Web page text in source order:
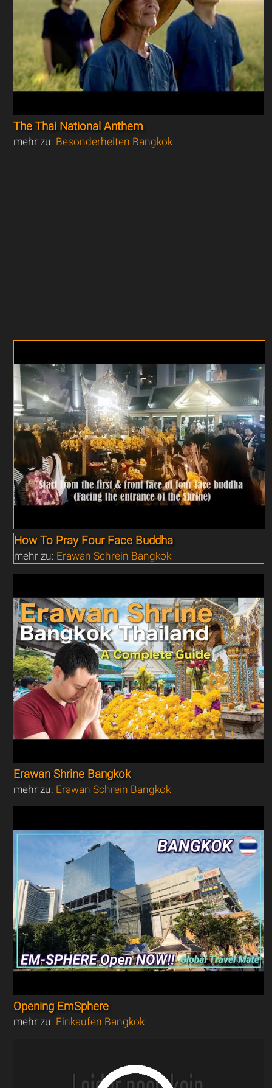
The Thai National Anthem
mehr zu: Besonderheiten Bangkok
How To Pray Four Face Buddha
mehr zu: Erawan Schrein Bangkok
Erawan Shrine Bangkok
mehr zu: Erawan Schrein Bangkok
Opening EmSphere
mehr zu: Einkaufen Bangkok